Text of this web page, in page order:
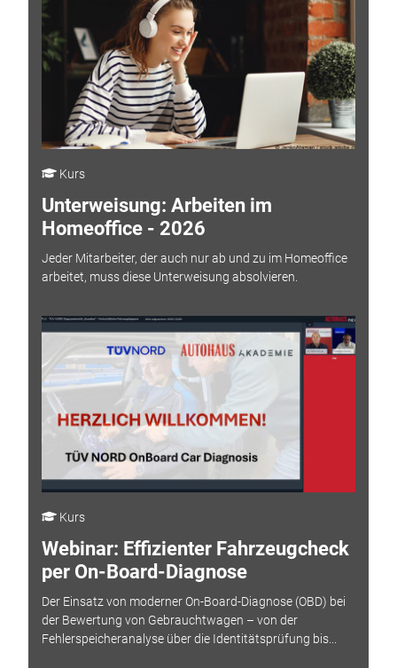
Kurs
Unterweisung: Arbeiten im
Homeoffice - 2026
Jeder Mitarbeiter, der auch nur ab und zu im Homeoffice
arbeitet, muss diese Unterweisung absolvieren.
Kurs
Webinar: Effizienter Fahrzeugcheck
per On-Board-Diagnose
Der Einsatz von moderner On-Board-Diagnose (OBD) bei
der Bewertung von Gebrauchtwagen – von der
Fehlerspeicheranalyse über die Identitätsprüfung bis...